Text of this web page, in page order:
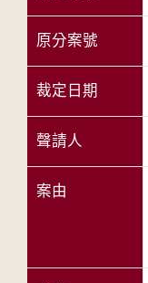
原分案號
裁定日期
聲請人
案由